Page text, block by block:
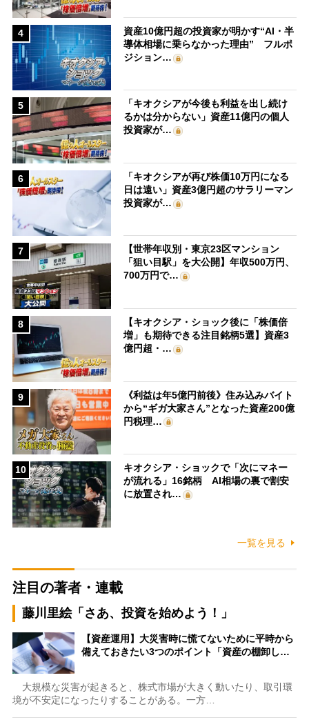
4
資産10億円超の投資家が明かす“AI・半
導体相場に乗らなかった理由” フルポ
ジション…
5
「キオクシアが今後も利益を出し続け
るかは分からない」資産11億円の個人
投資家が…
6
「キオクシアが再び株価10万円になる
日は遠い」資産3億円超のサラリーマン
投資家が…
7
【世帯年収別・東京23区マンション
「狙い目駅」を大公開】年収500万円、
700万円で…
8
【キオクシア・ショック後に「株価倍
増」も期待できる注目銘柄5選】資産3
億円超・…
9
《利益は年5億円前後》住み込みバイト
から“ギガ大家さん”となった資産200億
円税理…
10
キオクシア・ショックで「次にマネー
が流れる」16銘柄 AI相場の裏で割安
に放置され…
一覧を見る
注目の著者・連載
藤川里絵「さあ、投資を始めよう！」
【資産運用】大災害時に慌てないために平時から
備えておきたい3つのポイント「資産の棚卸し…
大規模な災害が起きると、株式市場が大きく動いたり、取引環
境が不安定になったりすることがある。一方…